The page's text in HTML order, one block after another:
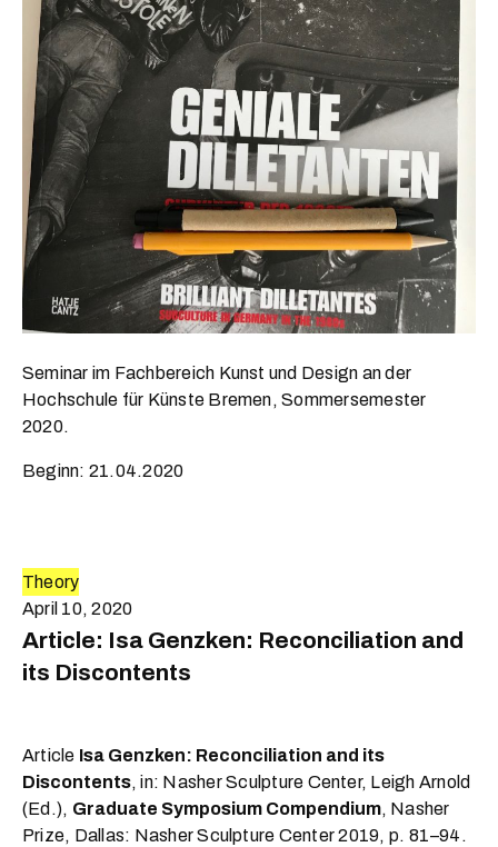
Seminar im Fachbereich Kunst und Design an der
Hochschule für Künste Bremen, Sommersemester
2020.
Beginn: 21.04.2020
Theory
April 10, 2020
Article: Isa Genzken: Reconciliation and
its Discontents
Article Isa Genzken: Reconciliation and its
Discontents, in: Nasher Sculpture Center, Leigh Arnold
(Ed.), Graduate Symposium Compendium, Nasher
Prize, Dallas: Nasher Sculpture Center 2019, p. 81–94.